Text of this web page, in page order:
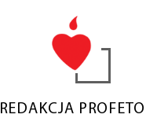
REDAKCJA PROFETO